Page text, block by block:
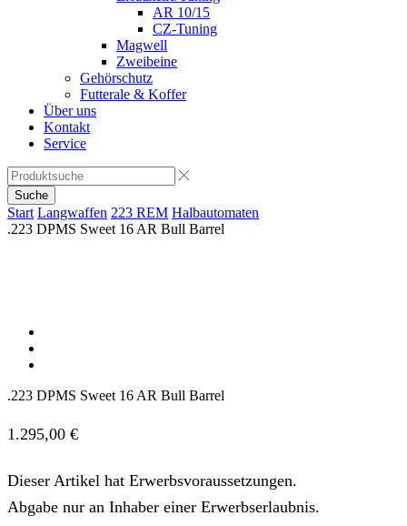
AR 10/15
CZ-Tuning
Magwell
Zweibeine
Gehörschutz
Futterale & Koffer
Über uns
Kontakt
Service
Suche
Start Langwaffen 223 REM Halbautomaten
.223 DPMS Sweet 16 AR Bull Barrel
.223 DPMS Sweet 16 AR Bull Barrel
1.295,00 €
Dieser Artikel hat Erwerbsvoraussetzungen.
Abgabe nur an Inhaber einer Erwerbserlaubnis.